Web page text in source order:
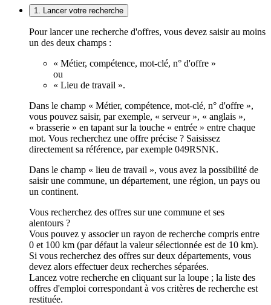
1. Lancer votre recherche
Pour lancer une recherche d'offres, vous devez saisir au moins
un des deux champs :
« Métier, compétence, mot-clé, n° d'offre »
ou
« Lieu de travail ».
Dans le champ « Métier, compétence, mot-clé, n° d'offre »,
vous pouvez saisir, par exemple, « serveur », « anglais »,
« brasserie » en tapant sur la touche « entrée » entre chaque
mot. Vous recherchez une offre précise ? Saisissez
directement sa référence, par exemple 049RSNK.
Dans le champ « lieu de travail », vous avez la possibilité de
saisir une commune, un département, une région, un pays ou
un continent.
Vous recherchez des offres sur une commune et ses
alentours ?
Vous pouvez y associer un rayon de recherche compris entre
0 et 100 km (par défaut la valeur sélectionnée est de 10 km).
Si vous recherchez des offres sur deux départements, vous
devez alors effectuer deux recherches séparées.
Lancez votre recherche en cliquant sur la loupe ; la liste des
offres d'emploi correspondant à vos critères de recherche est
restituée.